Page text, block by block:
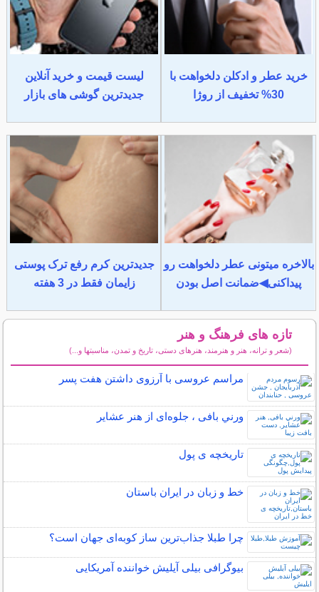
خرید عطر و ادکلن دلخواهت با
30% تخفیف از روژا
لیست قیمت و خرید آنلاین
جدیدترین گوشی های بازار
بالاخره میتونی عطر دلخواهت رو
پیداکنی◀ضمانت اصل بودن
جدیدترین کرم رفع ترک پوستی
زایمان فقط در 3 هفته
تازه های فرهنگ و هنر
(شعر و ترانه، هنر و هنرمند، هنرهای دستی، تاریخ و تمدن، مناسبتها و...)
مراسم عروسی با آرزوی داشتن هفت پسر
ورني بافی ، جلوه‌ای از هنر عشاير
تاریخچه ی پول
خط و زبان در ایران باستان
چرا طبلا جذاب‌ترین ساز کوبه‌ای جهان است؟
بیوگرافی بیلی آیلیش خواننده آمریکایی